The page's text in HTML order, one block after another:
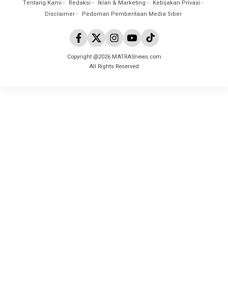
Tentang Kami Redaksi Iklan & Marketing
Kebijakan Privasi
Disclaimer
Pedoman Pemberitaan Media Siber
Copyright @2026 MATRASnews.com
All Rights Reserved